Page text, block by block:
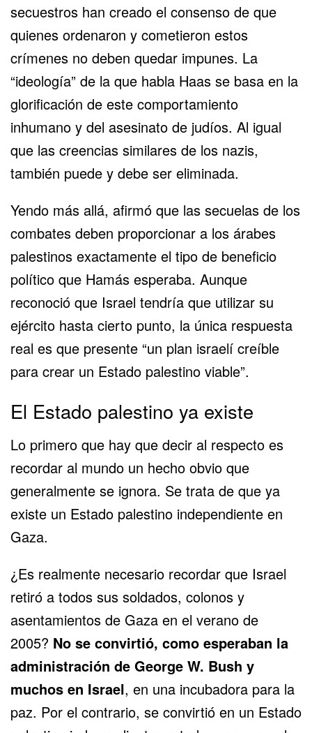
secuestros han creado el consenso de que
quienes ordenaron y cometieron estos
crímenes no deben quedar impunes. La
“ideología” de la que habla Haas se basa en la
glorificación de este comportamiento
inhumano y del asesinato de judíos. Al igual
que las creencias similares de los nazis,
también puede y debe ser eliminada.
Yendo más allá, afirmó que las secuelas de los
combates deben proporcionar a los árabes
palestinos exactamente el tipo de beneficio
político que Hamás esperaba. Aunque
reconoció que Israel tendría que utilizar su
ejército hasta cierto punto, la única respuesta
real es que presente “un plan israelí creíble
para crear un Estado palestino viable”.
El Estado palestino ya existe
Lo primero que hay que decir al respecto es
recordar al mundo un hecho obvio que
generalmente se ignora. Se trata de que ya
existe un Estado palestino independiente en
Gaza.
¿Es realmente necesario recordar que Israel
retiró a todos sus soldados, colonos y
asentamientos de Gaza en el verano de
2005? No se convirtió, como esperaban la
administración de George W. Bush y
muchos en Israel, en una incubadora para la
paz. Por el contrario, se convirtió en un Estado